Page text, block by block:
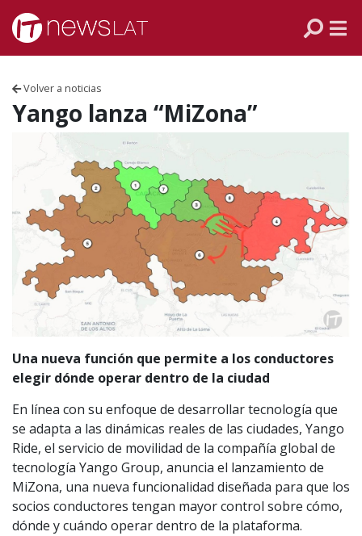
Skip to content
Volver a noticias
Yango lanza “MiZona”
Una nueva función que permite a los conductores
elegir dónde operar dentro de la ciudad
En línea con su enfoque de desarrollar tecnología que
se adapta a las dinámicas reales de las ciudades, Yango
Ride, el servicio de movilidad de la compañía global de
tecnología Yango Group, anuncia el lanzamiento de
MiZona, una nueva funcionalidad diseñada para que los
socios conductores tengan mayor control sobre cómo,
dónde y cuándo operar dentro de la plataforma.
VENEZUELA
PERÚ
CHILE
ARGENTINA
MÉXICO